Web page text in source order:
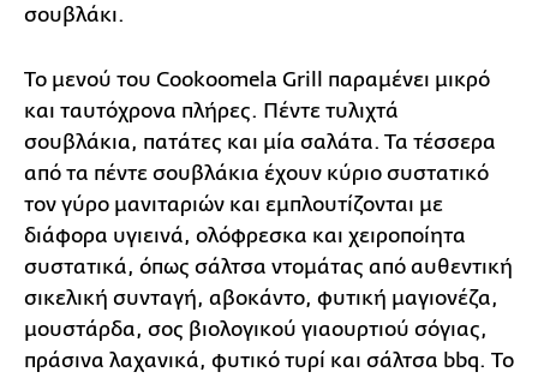
σουβλάκι.
Το μενού του Cookoomela Grill παραμένει μικρό
και ταυτόχρονα πλήρες. Πέντε τυλιχτά
σουβλάκια, πατάτες και μία σαλάτα. Τα τέσσερα
από τα πέντε σουβλάκια έχουν κύριο συστατικό
τον γύρο μανιταριών και εμπλουτίζονται με
διάφορα υγιεινά, ολόφρεσκα και χειροποίητα
συστατικά, όπως σάλτσα ντομάτας από αυθεντική
σικελική συνταγή, αβοκάντο, φυτική μαγιονέζα,
μουστάρδα, σος βιολογικού γιαουρτιού σόγιας,
πράσινα λαχανικά, φυτικό τυρί και σάλτσα bbq. Το